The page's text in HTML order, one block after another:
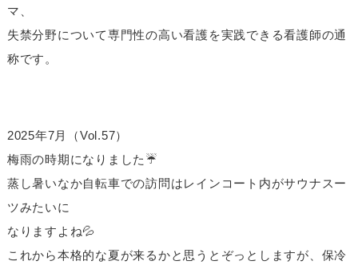
マ、
失禁分野について専門性の高い看護を実践できる看護師の通
称です。
2025年7月（Vol.57）
梅雨の時期になりました☔
蒸し暑いなか自転車での訪問はレインコート内がサウナスー
ツみたいに
なりますよね💦
これから本格的な夏が来るかと思うとぞっとしますが、保冷